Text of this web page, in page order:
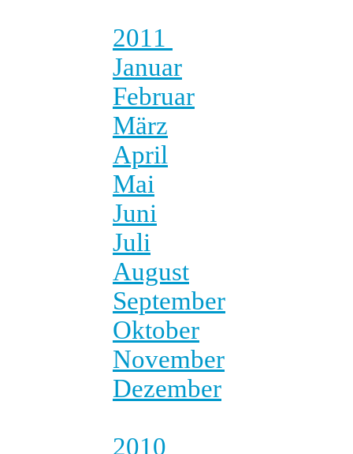
2011
Januar
Februar
März
April
Mai
Juni
Juli
August
September
Oktober
November
Dezember
2010